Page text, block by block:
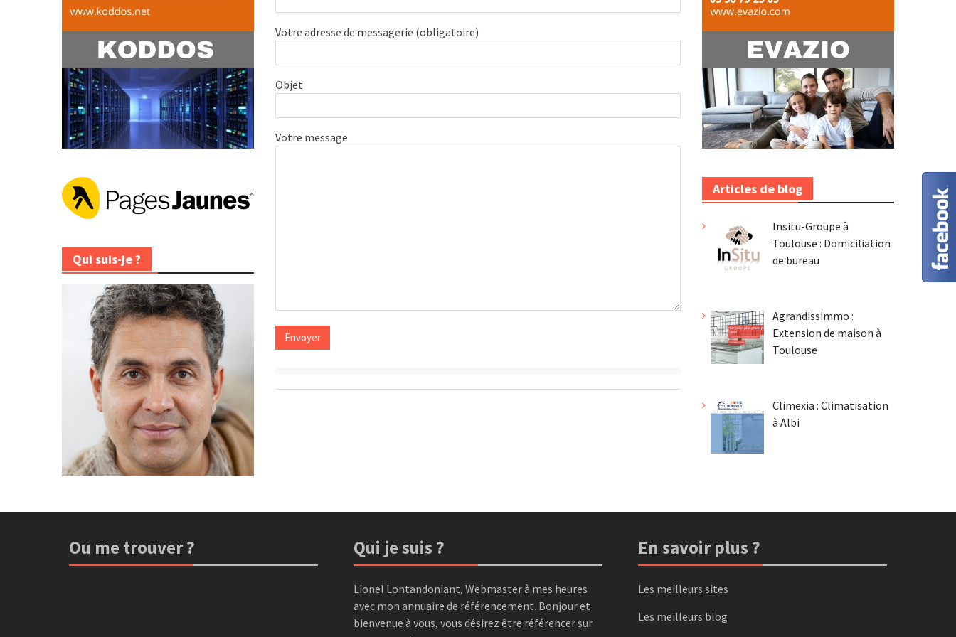
Votre adresse de messagerie (obligatoire)
Objet
Votre message
Articles de blog
Insitu-Groupe à
Toulouse : Domiciliation
de bureau
Agrandissimmo :
Extension de maison à
Toulouse
Climexia : Climatisation
à Albi
Qui suis-je ?
Ou me trouver ? Qui je suis ?
Lionel Lontandoniant, Webmaster à mes heures
avec mon annuaire de référencement. Bonjour et
bienvenue à vous, vous désirez être référencer sur
En savoir plus ?
Les meilleurs sites
Les meilleurs blog